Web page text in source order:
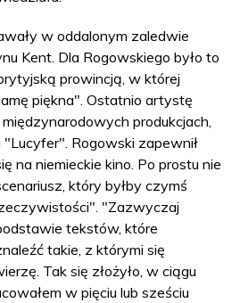
w oddalonym zaledwie
Kent. Dla Rogowskiego było to
prowincją, w której
piękna". Ostatnio artystę
produkcjach,
Rogowski zapewnił
na niemieckie kino. Po prostu nie
który byłby czymś
"Zazwyczaj
tekstów, które
takie, z którymi się
Tak się złożyło, w ciągu
w pięciu lub sześciu